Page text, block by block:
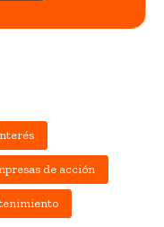
de acción